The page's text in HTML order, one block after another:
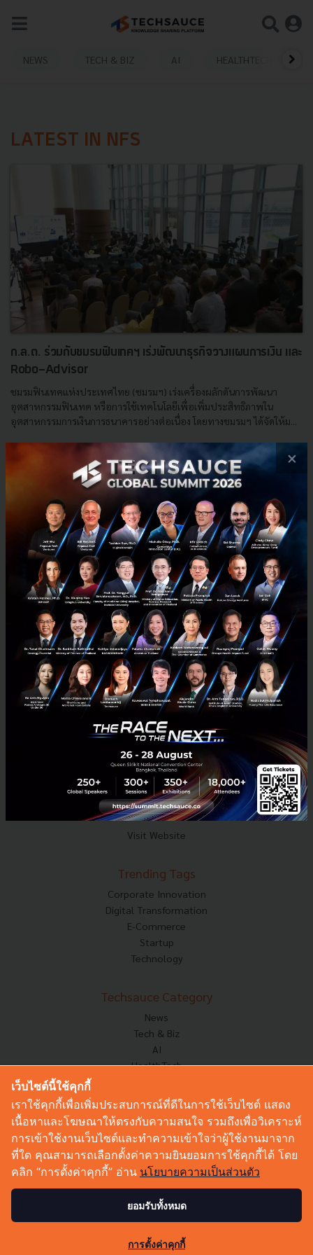
NEWS TECH & BIZ AI HEALTHTECH
LATEST IN NFS
ก.ล.ต. ร่วมกับชมรมฟินเทคฯ เร่งพัฒนาธุรกิจวางแผนการเงิน และ
Robo-Advisor
ชมรมฟินเทคแห่งประเทศไทย (ชมรมฯ) เร่งเครื่องผลักดันการพัฒนา
อุตสาหกรรมฟินเทค หรือการใช้เทคโนโลยีเพื่อเพิ่มประสิทธิภาพใน
อุตสาหกรรมการเงินการธนาคารอย่างต่อเนื่อง โดยทางชมรมฯ ได้จัดให้ม...
ตุลาคม 5, 2016 | ByTechsauce Team
SEC National FinTech Sandbox Forum
E-mail :contact@techsauce.co
Tel : 02-001-5375
Mobile : 06-4658-9500
Techsauce Media
About Techsauce
Techsauce Services
Privacy Policy
ส่งบทความ
Techsauce Global Summit
Visit Website
Trending Tags
Corporate Innovation
Digital Transformation
E-Commerce
Startup
Technology
Techsauce Category
News
Tech & Biz
AI
HealthTech
Corp Innov
Saucy Thoughts
Based On
Sustainable
Videos
Podcast
© Copyright 2026 :Techsauce All rights reserved.
×
เว็บไซต์นี้ใช้คุกกี้
เราใช้คุกกี้เพื่อเพิ่มประสบการณ์ที่ดีในการใช้เว็บไซต์ แสดง
เนื้อหาและโฆษณาให้ตรงกับความสนใจ รวมถึงเพื่อวิเคราะห์
การเข้าใช้งานเว็บไซต์และทำความเข้าใจว่าผู้ใช้งานมาจาก
ที่ใด คุณสามารถเลือกตั้งค่าความยินยอมการใช้คุกกี้ได้ โดย
คลิก “การตั้งค่าคุกกี้” อ่าน นโยบายความเป็นส่วนตัว
ยอมรับทั้งหมด
การตั้งค่าคุกกี้